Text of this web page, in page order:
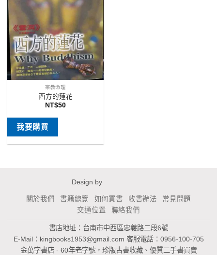
宗教命理
西方的蓮花
NT$50
我要購買
Design by
關於我們 書籍總覽 如何買書 收書辦法
常見問題
交通位置
聯絡我們
書店地址：台南市中西區忠義路二段6號
E-Mail： kingbooks1953@gmail.com 客服電話：0956-100-705
金萬字書店 - 60年老字號，珍版古書收藏、優質二手書買賣